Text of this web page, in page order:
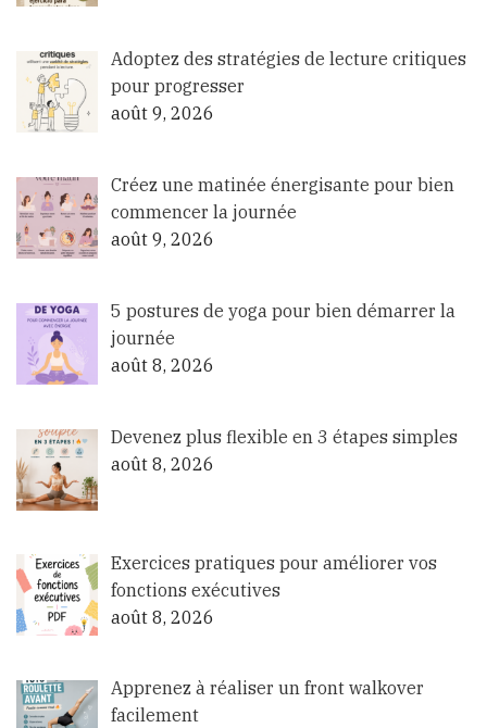
Adoptez des stratégies de lecture critiques
pour progresser
août 9, 2026
Créez une matinée énergisante pour bien
commencer la journée
août 9, 2026
5 postures de yoga pour bien démarrer la
journée
août 8, 2026
Devenez plus flexible en 3 étapes simples
août 8, 2026
Exercices pratiques pour améliorer vos
fonctions exécutives
août 8, 2026
Apprenez à réaliser un front walkover
facilement